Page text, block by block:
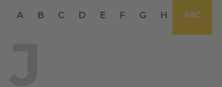
A B C D E F G H I J
ABC